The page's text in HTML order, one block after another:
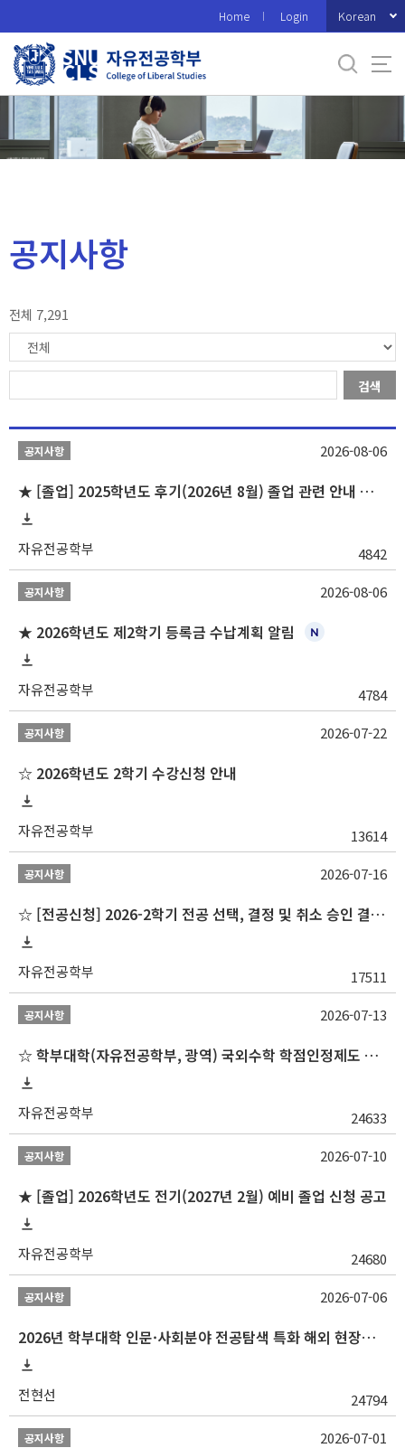
로
메
Home Login Korean
공지사항
전체 7,291
검색
공지사항
★ [졸업] 2025학년도 후기(2026년 8월) 졸업 관련 안내 및 확정자 명단 공지
자유전공학부 4842
2026-08-06
공지사항
★ 2026학년도 제2학기 등록금 수납계획 알림
자유전공학부 4784
2026-08-06
공지사항
☆ 2026학년도 2학기 수강신청 안내
자유전공학부 13614
2026-07-22
공지사항
☆ [전공신청] 2026-2학기 전공 선택, 결정 및 취소 승인 결과 알림(심화전공 포함)
자유전공학부 17511
2026-07-16
공지사항
☆ 학부대학(자유전공학부, 광역) 국외수학 학점인정제도 변경 안내(2027-1학기 파견학생부터)
자유전공학부 24633
2026-07-13
공지사항
★ [졸업] 2026학년도 전기(2027년 2월) 예비 졸업 신청 공고
자유전공학부 24680
2026-07-10
공지사항
2026년 학부대학 인문·사회분야 전공탐색 특화 해외 현장학습 프로그램(중국) 모집 안내
전현선 24794
2026-07-06
공지사항 2026-07-01